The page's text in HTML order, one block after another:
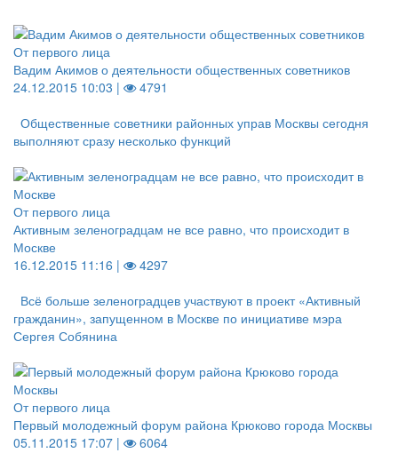
От первого лица
Вадим Акимов о деятельности общественных советников
24.12.2015 10:03 |
4791
Общественные советники районных управ Москвы сегодня
выполняют сразу несколько функций
От первого лица
Активным зеленоградцам не все равно, что происходит в
Москве
16.12.2015 11:16 |
4297
Всё больше зеленоградцев участвуют в проект «Активный
гражданин», запущенном в Москве по инициативе мэра
Сергея Собянина
От первого лица
Первый молодежный форум района Крюково города Москвы
05.11.2015 17:07 |
6064